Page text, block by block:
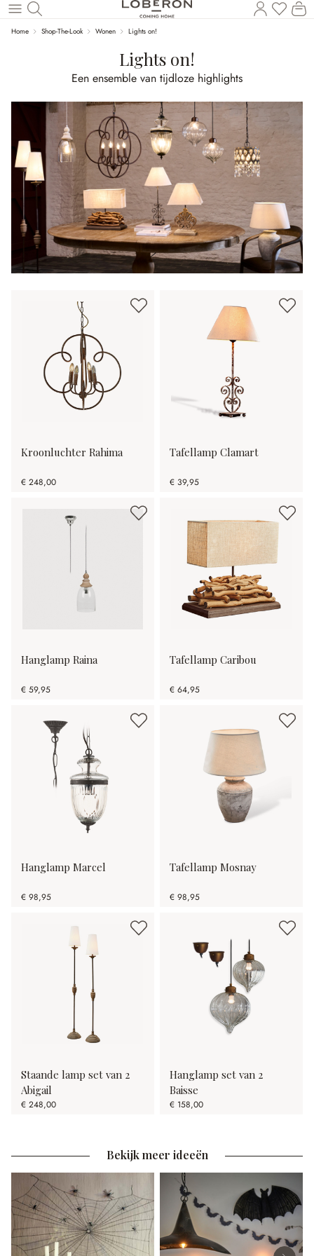
Naar de hoofdinhoud
U
Home Shop-The-Look Wonen Lights on!
Lights on!
Een ensemble van tijdloze highlights
Kroonluchter Rahima
€ 248,00
Tafellamp Clamart
€ 39,95
Hanglamp Raina
€ 59,95
Tafellamp Caribou
€ 64,95
Hanglamp Marcel
€ 98,95
Tafellamp Mosnay
€ 98,95
Staande lamp set van 2
Abigail
€ 248,00
Hanglamp set van 2
Baisse
€ 158,00
Bekijk meer ideeën